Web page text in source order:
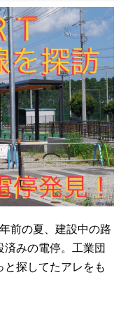
前の夏、建設中の路
みの電停。工業団
探してたアレをも